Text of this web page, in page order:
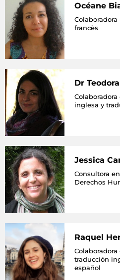
Océane
francès
Dr
inglesa y
Jessica
Consultora
Derechos
Raquel
traducción
español